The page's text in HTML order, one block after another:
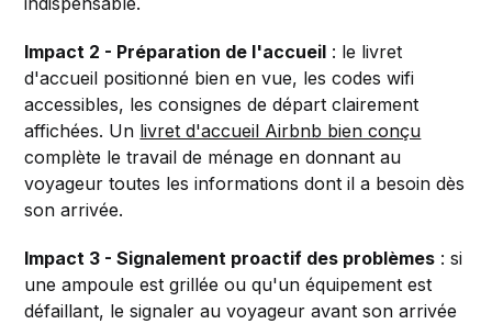
Impact 2 - Préparation de l'accueil : le livret
d'accueil positionné bien en vue, les codes wifi
accessibles, les consignes de départ clairement
affichées. Un livret d'accueil Airbnb bien conçu
complète le travail de ménage en donnant au
voyageur toutes les informations dont il a besoin dès
son arrivée.
Impact 3 - Signalement proactif des problèmes : si
une ampoule est grillée ou qu'un équipement est
défaillant, le signaler au voyageur avant son arrivée